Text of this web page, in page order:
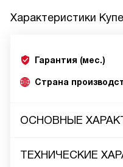
Характеристики
Гарантия (мес.)
Страна
ОСНОВНЫЕ
ТЕХНИЧЕСКИЕ